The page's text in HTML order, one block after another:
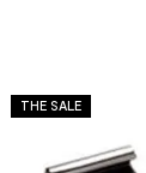
THE SALE